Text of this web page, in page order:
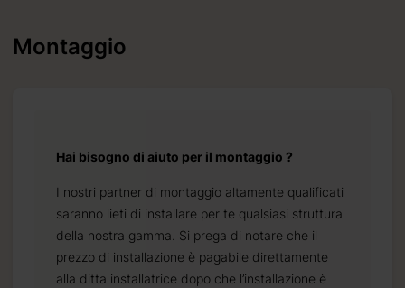
Montaggio
Hai bisogno di aiuto per il montaggio ?
I nostri partner di montaggio altamente qualificati
saranno lieti di installare per te qualsiasi struttura
della nostra gamma. Si prega di notare che il
prezzo di installazione è pagabile direttamente
alla ditta installatrice dopo che l’installazione è